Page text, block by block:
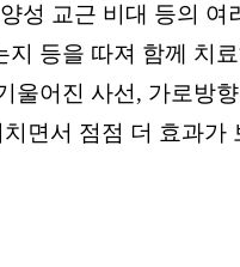
성 교근 비대 등의
등을 따져 함께 치
울어진 사선, 가로방
면서 점점 더 효과가